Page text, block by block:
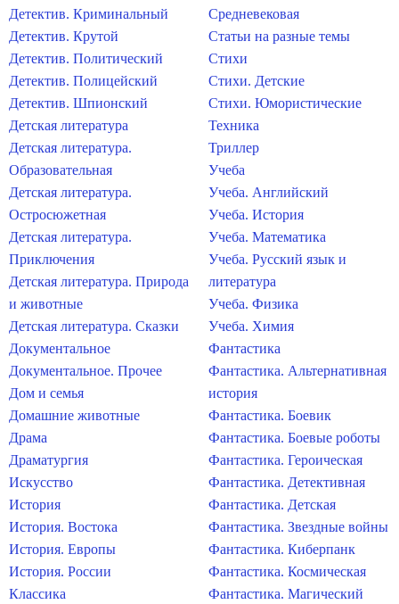
Детектив. Криминальный
Детектив. Крутой
Детектив. Политический
Детектив. Полицейский
Детектив. Шпионский
Детская литература
Детская литература.
Образовательная
Детская литература.
Остросюжетная
Детская литература.
Приключения
Детская литература. Природа
и животные
Детская литература. Сказки
Документальное
Документальное. Прочее
Дом и семья
Домашние животные
Драма
Драматургия
Искусство
История
История. Востока
История. Европы
История. России
Классика
Средневековая
Статьи на разные темы
Стихи
Стихи. Детские
Стихи. Юмористические
Техника
Триллер
Учеба
Учеба. Английский
Учеба. История
Учеба. Математика
Учеба. Русский язык и
литература
Учеба. Физика
Учеба. Химия
Фантастика
Фантастика. Альтернативная
история
Фантастика. Боевик
Фантастика. Боевые роботы
Фантастика. Героическая
Фантастика. Детективная
Фантастика. Детская
Фантастика. Звездные войны
Фантастика. Киберпанк
Фантастика. Космическая
Фантастика. Магический